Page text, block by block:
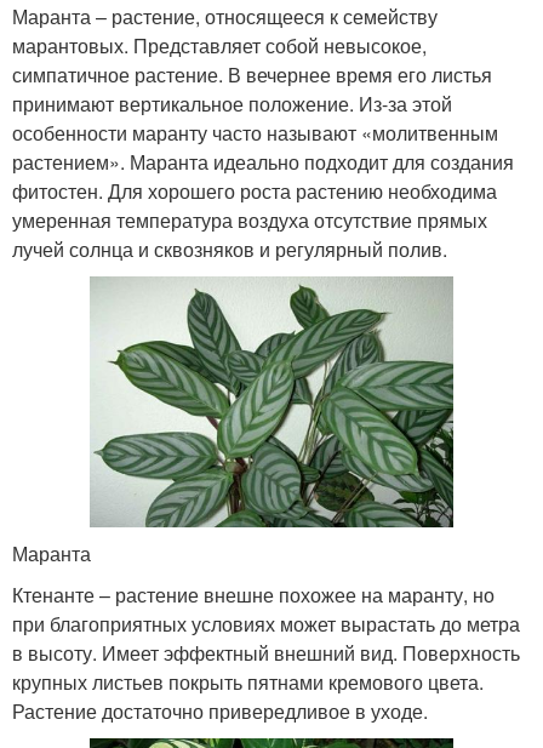
Маранта – растение, относящееся к семейству
марантовых. Представляет собой невысокое,
симпатичное растение. В вечернее время его листья
принимают вертикальное положение. Из-за этой
особенности маранту часто называют «молитвенным
растением». Маранта идеально подходит для создания
фитостен. Для хорошего роста растению необходима
умеренная температура воздуха отсутствие прямых
лучей солнца и сквозняков и регулярный полив.
Маранта
Ктенанте – растение внешне похожее на маранту, но
при благоприятных условиях может вырастать до метра
в высоту. Имеет эффектный внешний вид. Поверхность
крупных листьев покрыть пятнами кремового цвета.
Растение достаточно привередливое в уходе.